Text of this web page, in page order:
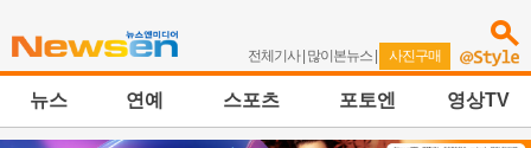
전체기사| 많이본뉴스 | 사진구매
뉴스 연예 스포츠 포토엔 영상TV